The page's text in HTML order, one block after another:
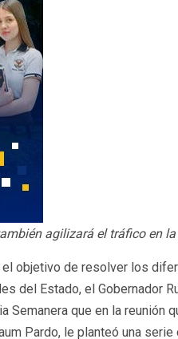
agilizará el tráfico en
objetivo de resolver los
del Estado, el Gobernador
Semanera que en la reunión
Pardo, le planteó una